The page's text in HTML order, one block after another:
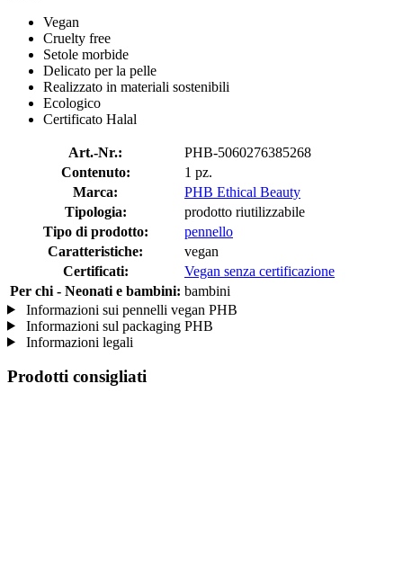
Vegan
Cruelty free
Setole morbide
Delicato per la pelle
Realizzato in materiali sostenibili
Ecologico
Certificato Halal
Art.-Nr.:
PHB-5060276385268
Contenuto:
1 pz.
Marca:
PHB Ethical Beauty
Tipologia:
prodotto riutilizzabile
Tipo di prodotto:
pennello
Caratteristiche:
vegan
Certificati:
Vegan senza certificazione
Per chi - Neonati e bambini: bambini
Informazioni sui pennelli vegan PHB
Informazioni sul packaging PHB
Informazioni legali
Prodotti consigliati